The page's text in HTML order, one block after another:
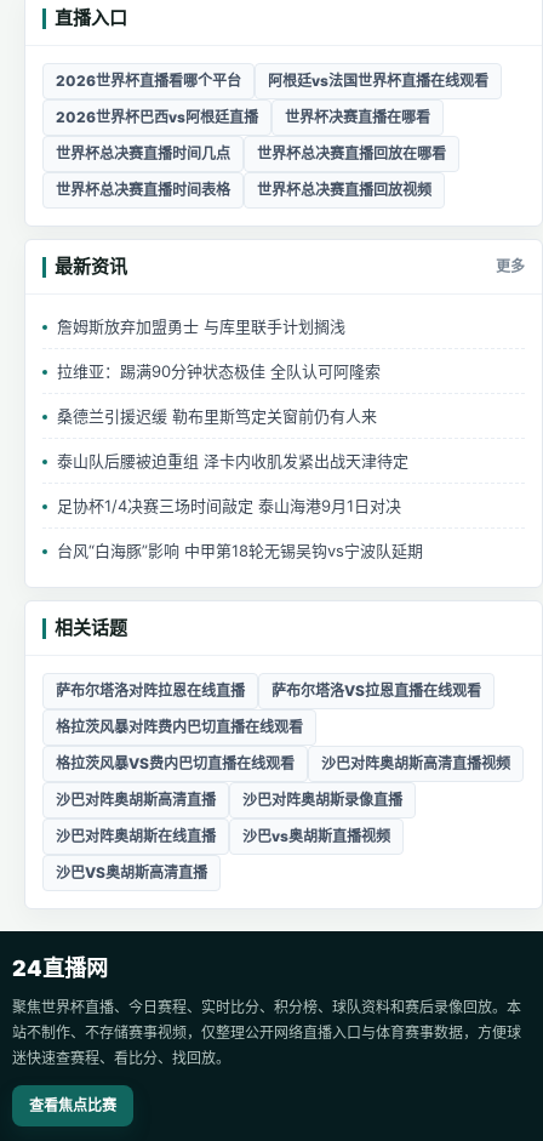
直播入口
2026世界杯直播看哪个平台
阿根廷vs法国世界杯直播在线观看
2026世界杯巴西vs阿根廷直播
世界杯决赛直播在哪看
世界杯总决赛直播时间几点
世界杯总决赛直播回放在哪看
世界杯总决赛直播时间表格
世界杯总决赛直播回放视频
最新资讯 更多
詹姆斯放弃加盟勇士 与库里联手计划搁浅
拉维亚：踢满90分钟状态极佳 全队认可阿隆索
桑德兰引援迟缓 勒布里斯笃定关窗前仍有人来
泰山队后腰被迫重组 泽卡内收肌发紧出战天津待定
足协杯1/4决赛三场时间敲定 泰山海港9月1日对决
台风“白海豚”影响 中甲第18轮无锡吴钩vs宁波队延期
相关话题
萨布尔塔洛对阵拉恩在线直播
萨布尔塔洛VS拉恩直播在线观看
格拉茨风暴对阵费内巴切直播在线观看
格拉茨风暴VS费内巴切直播在线观看
沙巴对阵奥胡斯高清直播视频
沙巴对阵奥胡斯高清直播
沙巴对阵奥胡斯录像直播
沙巴对阵奥胡斯在线直播
沙巴vs奥胡斯直播视频
沙巴VS奥胡斯高清直播
24直播网
聚焦世界杯直播、今日赛程、实时比分、积分榜、球队资料和赛后录像回放。本
站不制作、不存储赛事视频，仅整理公开网络直播入口与体育赛事数据，方便球
迷快速查赛程、看比分、找回放。
查看焦点比赛